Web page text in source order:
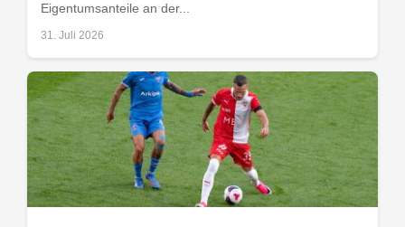
Eigentumsanteile an der...
31. Juli 2026